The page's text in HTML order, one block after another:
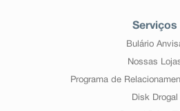
Serviços
Bulário
Nossas
Programa de
Disk Drogal